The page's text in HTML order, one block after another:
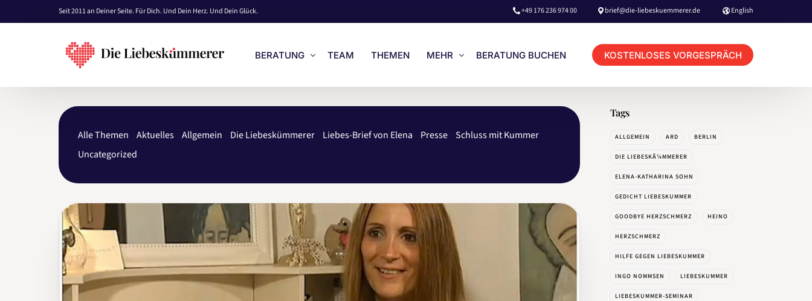
Seit 2011 an Deiner Seite. Für Dich. Und Dein Herz. Und Dein Glück. +49 176 236 974 00 brief@die-liebeskuemmerer.de English
BERATUNG TEAM THEMEN MEHR
KUNDEN LOGIN TERMINBUCHUNG
BERATER LOGIN TERMINBUCHUNG
ENGLISH
HOME
BERATUNG BUCHEN KOSTENLOSES VORGESPRÄCH
Alle Themen Aktuelles Allgemein Die Liebeskümmerer Liebes-Brief von Elena Presse Schluss mit Kummer
Uncategorized
Tags
ALLGEMEIN ARD BERLIN
DIE LIEBESKÃ¼MMERER
ELENA-KATHARINA SOHN
GEDICHT LIEBESKUMMER
GOODBYE HERZSCHMERZ HEINO
HERZSCHMERZ
HILFE GEGEN LIEBESKUMMER
INGO NOMMSEN LIEBESKUMMER
LIEBESKUMMER-SEMINAR